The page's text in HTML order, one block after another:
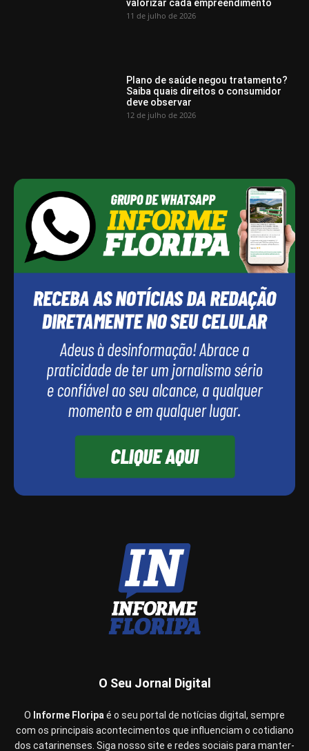
valorizar cada empreendimento
11 de julho de 2026
Plano de saúde negou tratamento?
Saiba quais direitos o consumidor
deve observar
12 de julho de 2026
O Seu Jornal Digital
O Informe Floripaé o seu portal de notícias digital, sempre
com os principais acontecimentos que influenciam o cotidiano
dos catarinenses. Siga nosso site e redes sociais para manter-